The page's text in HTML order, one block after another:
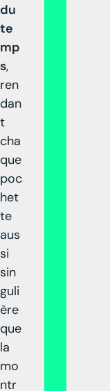
du
te
mp
s,
ren
dan
t
cha
que
poc
het
te
aus
si
sin
guli
ère
que
la
mo
ntr